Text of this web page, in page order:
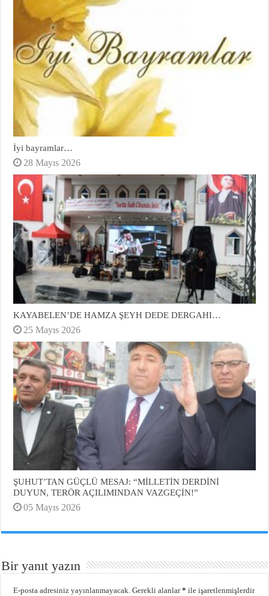
İyi bayramlar…
28 Mayıs 2026
KAYABELEN’DE HAMZA ŞEYH DEDE DERGAHI…
25 Mayıs 2026
ŞUHUT’TAN GÜÇLÜ MESAJ: “MİLLETİN DERDİNİ
DUYUN, TERÖR AÇILIMINDAN VAZGEÇİN!”
05 Mayıs 2026
Bir yanıt yazın
E-posta adresiniz yayınlanmayacak. Gerekli alanlar* ile işaretlenmişlerdir